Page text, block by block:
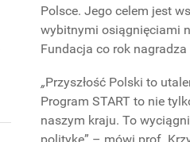
Polsce. Jego celem jest
wybitnymi osiągnięciami
Fundacja co rok
„Przyszłość Polski to
Program START to nie
naszym kraju. To
politykę” – mówi prof.